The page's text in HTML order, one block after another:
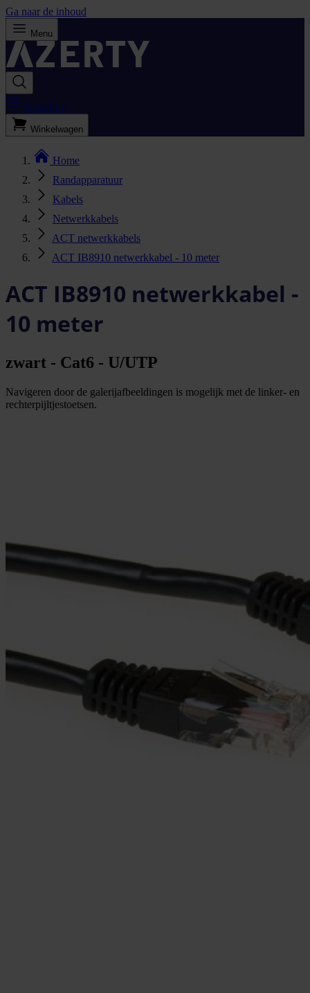
Ga naar de inhoud
Menu
Bestellijst
Winkelwagen
Home
Randapparatuur
Kabels
Netwerkkabels
ACT netwerkkabels
ACT IB8910 netwerkkabel - 10 meter
ACT IB8910 netwerkkabel -
10 meter
zwart - Cat6 - U/UTP
Navigeren door de galerijafbeeldingen is mogelijk met de linker- en
rechterpijltjestoetsen.